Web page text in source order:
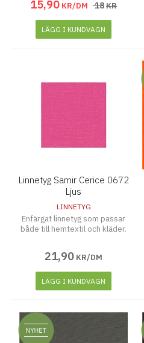
15,90 KR/DM 18KR
LÄGG I KUNDVAGN
Linnetyg Samir Cerice 0672
Ljus
LINNETYG
Enfärgat linnetyg som passar
både till hemtextil och kläder.
21,90 KR/DM
LÄGG I KUNDVAGN